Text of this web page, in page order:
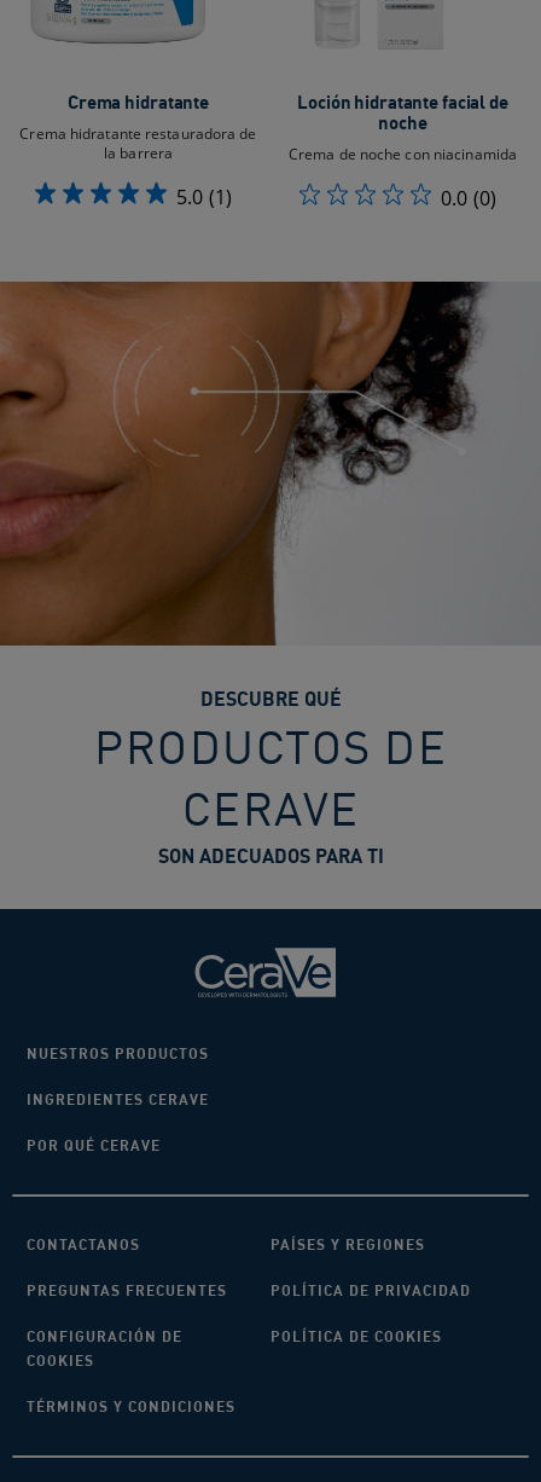
Crema hidratante
Crema hidratante restauradora de
la barrera
5.0 (1)
Loción hidratante facial de
noche
Crema de noche con niacinamida
0.0 (0)
DESCUBRE QUÉ
PRODUCTOS DE
CERAVE
SON ADECUADOS PARA TI
NUESTROS PRODUCTOS
INGREDIENTES CERAVE
POR QUÉ CERAVE
CONTACTANOS PAÍSES Y REGIONES
PREGUNTAS FRECUENTES POLÍTICA DE PRIVACIDAD
CONFIGURACIÓN DE
COOKIES
POLÍTICA DE COOKIES
TÉRMINOS Y CONDICIONES